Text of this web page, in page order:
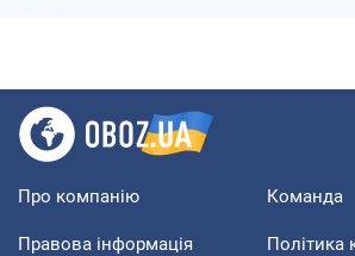
Про компанію Команда
Правова інформація Політика